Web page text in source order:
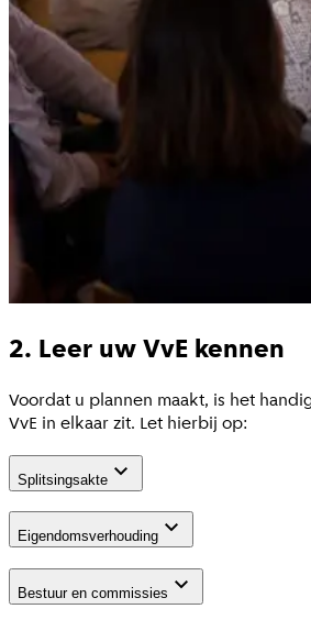
2. Leer uw VvE kennen
Voordat u plannen maakt, is het
VvE in elkaar zit. Let hierbij op:
Splitsingsakte
Eigendomsverhouding
Bestuur en commissies